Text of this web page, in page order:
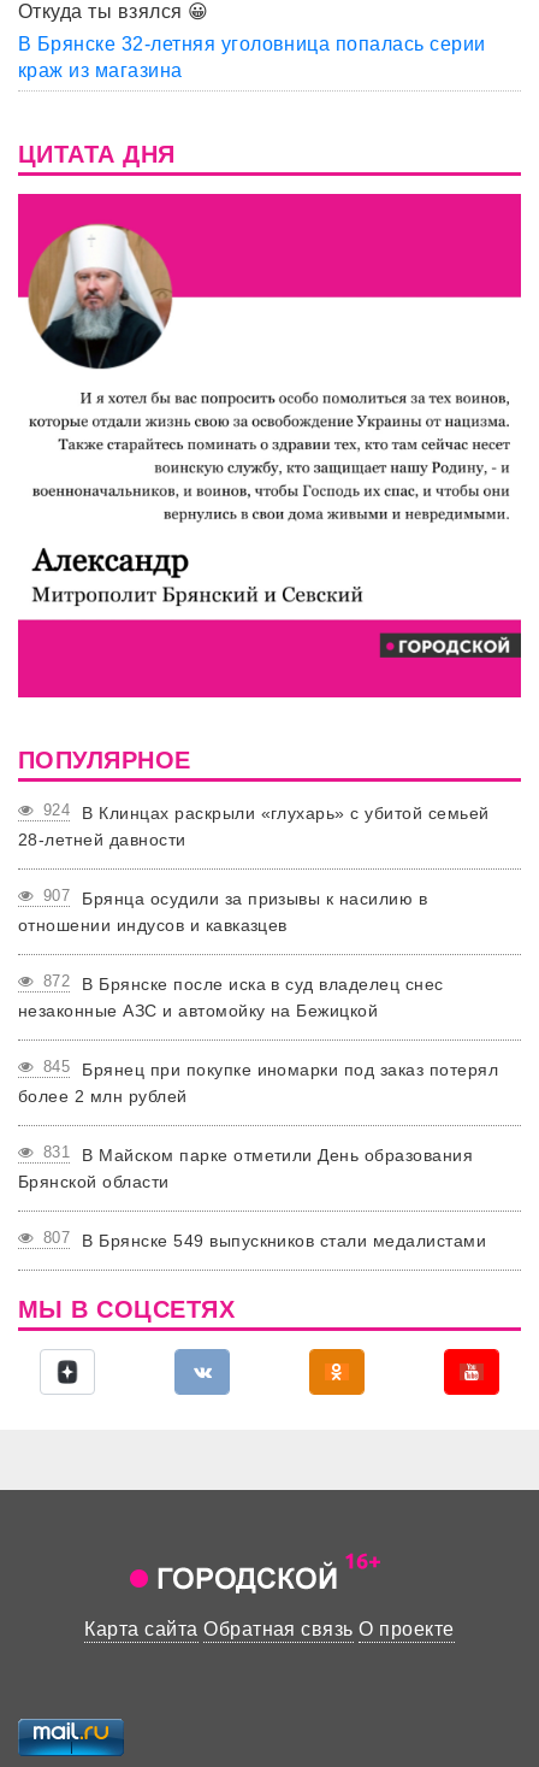
Откуда ты взялся 😀
В Брянске 32-летняя уголовница попалась серии
краж из магазина
ЦИТАТА ДНЯ
ПОПУЛЯРНОЕ
924
В Клинцах раскрыли «глухарь» с убитой семьей
28-летней давности
907
Брянца осудили за призывы к насилию в
отношении индусов и кавказцев
872
В Брянске после иска в суд владелец снес
незаконные АЗС и автомойку на Бежицкой
845
Брянец при покупке иномарки под заказ потерял
более 2 млн рублей
831
В Майском парке отметили День образования
Брянской области
807 В Брянске 549 выпускников стали медалистами
МЫ В СОЦСЕТЯХ
Карта сайта Обратная связь О проекте